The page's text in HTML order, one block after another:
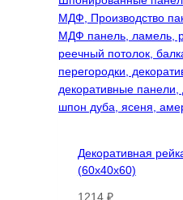
Декоративная
(60х40х60)
1214 ₽